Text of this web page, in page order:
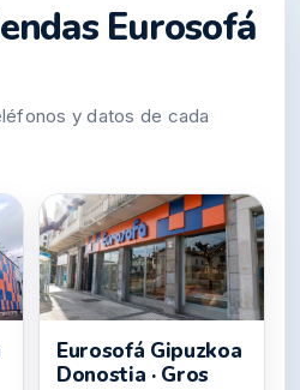
Eurosofá
y datos de cada
Eurosofá Gipuzkoa
Donostia · Gros